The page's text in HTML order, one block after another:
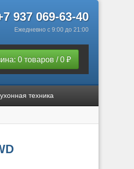
937 069-63-40
Ежедневно с 9:00 до 21:00
0 товаров / 0 ₽
техника